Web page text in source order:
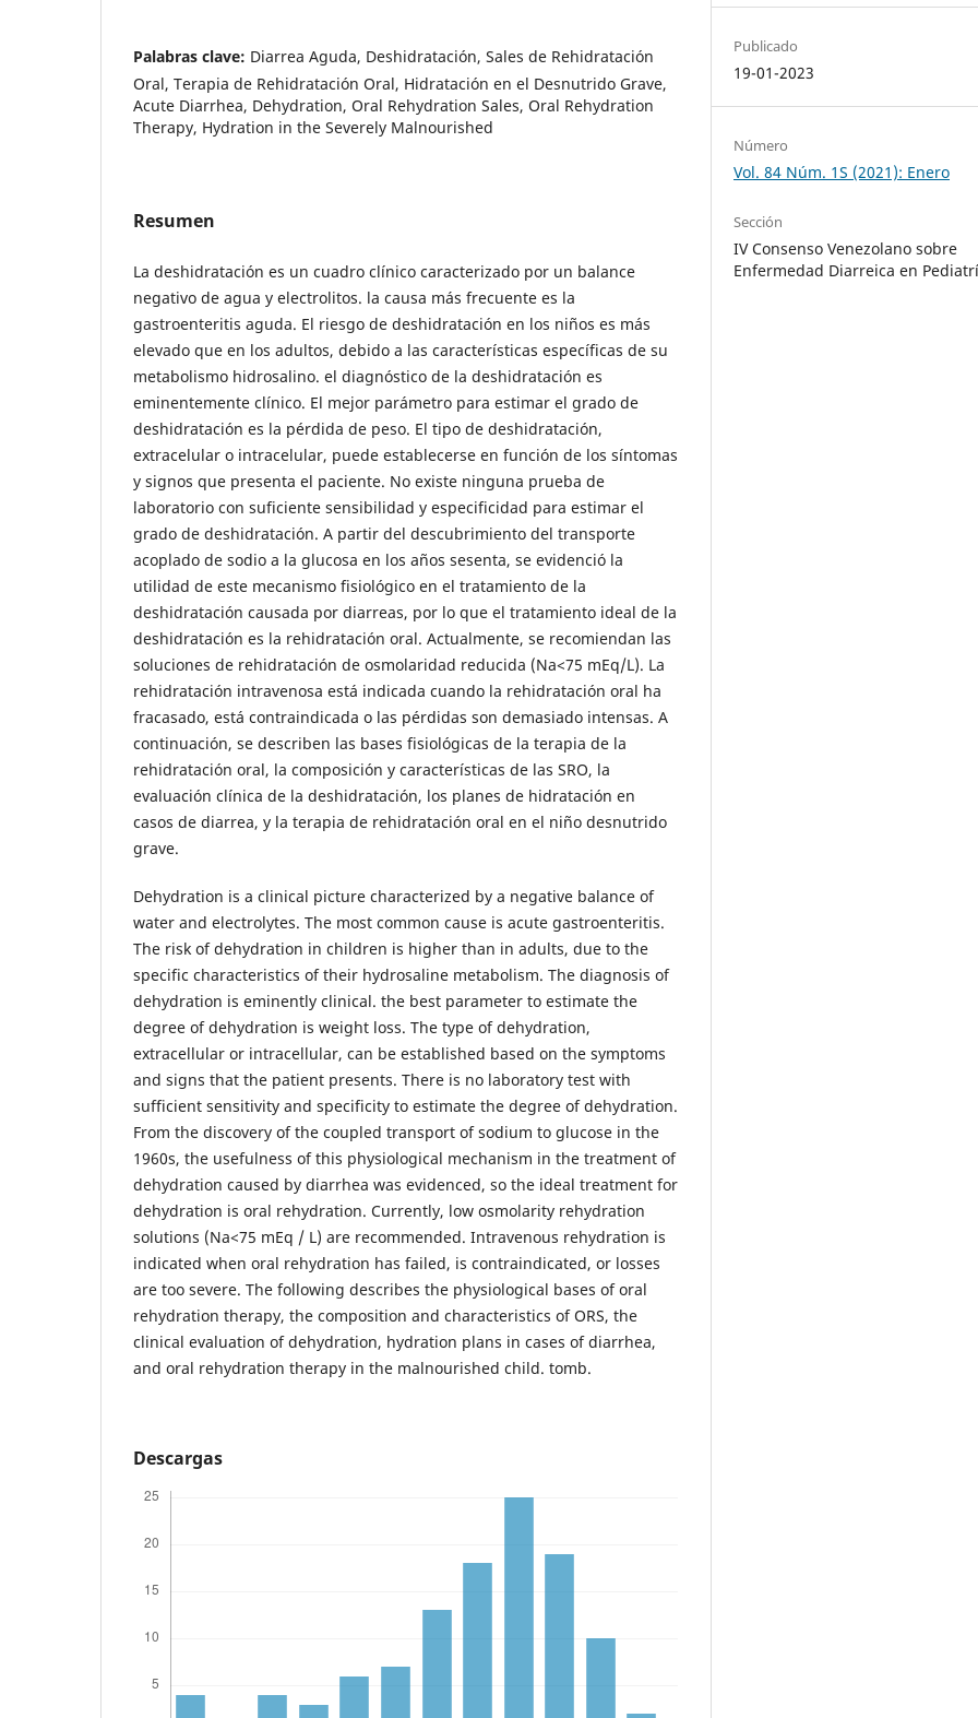
Palabras clave: Diarrea Aguda, Deshidratación, Sales de Rehidratación
Oral, Terapia de Rehidratación Oral, Hidratación en el Desnutrido Grave,
Acute Diarrhea, Dehydration, Oral Rehydration Sales, Oral Rehydration
Therapy, Hydration in the Severely Malnourished
Resumen
La deshidratación es un cuadro clínico caracterizado por un balance
negativo de agua y electrolitos. la causa más frecuente es la
gastroenteritis aguda. El riesgo de deshidratación en los niños es más
elevado que en los adultos, debido a las características específicas de su
metabolismo hidrosalino. el diagnóstico de la deshidratación es
eminentemente clínico. El mejor parámetro para estimar el grado de
deshidratación es la pérdida de peso. El tipo de deshidratación,
extracelular o intracelular, puede establecerse en función de los síntomas
y signos que presenta el paciente. No existe ninguna prueba de
laboratorio con suficiente sensibilidad y especificidad para estimar el
grado de deshidratación. A partir del descubrimiento del transporte
acoplado de sodio a la glucosa en los años sesenta, se evidenció la
utilidad de este mecanismo fisiológico en el tratamiento de la
deshidratación causada por diarreas, por lo que el tratamiento ideal de la
deshidratación es la rehidratación oral. Actualmente, se recomiendan las
soluciones de rehidratación de osmolaridad reducida (Na<75 mEq/L). La
rehidratación intravenosa está indicada cuando la rehidratación oral ha
fracasado, está contraindicada o las pérdidas son demasiado intensas. A
continuación, se describen las bases fisiológicas de la terapia de la
rehidratación oral, la composición y características de las SRO, la
evaluación clínica de la deshidratación, los planes de hidratación en
casos de diarrea, y la terapia de rehidratación oral en el niño desnutrido
grave.
Dehydration is a clinical picture characterized by a negative balance of
water and electrolytes. The most common cause is acute gastroenteritis.
The risk of dehydration in children is higher than in adults, due to the
specific characteristics of their hydrosaline metabolism. The diagnosis of
dehydration is eminently clinical. the best parameter to estimate the
degree of dehydration is weight loss. The type of dehydration,
extracellular or intracellular, can be established based on the symptoms
and signs that the patient presents. There is no laboratory test with
sufficient sensitivity and specificity to estimate the degree of dehydration.
From the discovery of the coupled transport of sodium to glucose in the
1960s, the usefulness of this physiological mechanism in the treatment of
dehydration caused by diarrhea was evidenced, so the ideal treatment for
dehydration is oral rehydration. Currently, low osmolarity rehydration
solutions (Na<75 mEq / L) are recommended. Intravenous rehydration is
indicated when oral rehydration has failed, is contraindicated, or losses
are too severe. The following describes the physiological bases of oral
rehydration therapy, the composition and characteristics of ORS, the
clinical evaluation of dehydration, hydration plans in cases of diarrhea,
and oral rehydration therapy in the malnourished child. tomb.
Descargas
Publicado
19-01-2023
Número
Vol. 84 Núm. 1S (2021): Enero
Sección
IV Consenso Venezolano sobre
Enfermedad Diarreica en